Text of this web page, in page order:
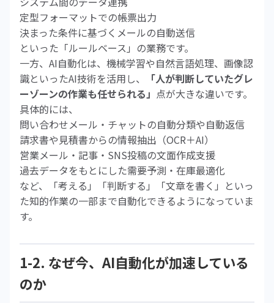
定型フォーマットでの帳票出力
決まった条件に基づくメールの自動送信
といった「ルールベース」の業務です。
一方、AI自動化は、機械学習や自然言語処理、画像認
識といったAI技術を活用し、
「人が判断していたグレ
ーゾーンの作業も任せられる」 点が大きな違いです。
具体的には、
問い合わせメール・チャットの自動分類や自動返信
請求書や見積書からの情報抽出（OCR＋AI）
営業メール・記事・SNS投稿の文面作成支援
過去データをもとにした需要予測・在庫最適化
など、「考える」「判断する」「文章を書く」といっ
た知的作業の一部まで自動化できるようになっていま
す。
1-2. なぜ今、AI自動化が加速している
のか